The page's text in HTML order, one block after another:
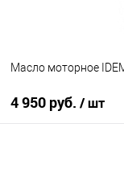
Масло моторное
4 950 руб. / шт